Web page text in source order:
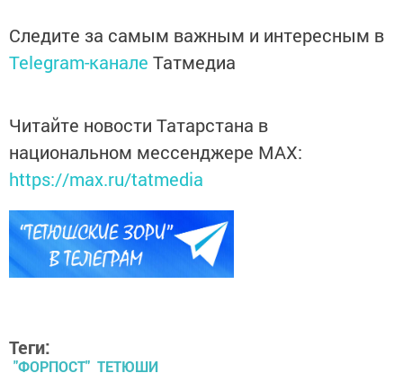
Следите за самым важным и интересным в
Telegram-канале Татмедиа
Читайте новости Татарстана в
национальном мессенджере MАХ:
https://max.ru/tatmedia
Теги:
"ФОРПОСТ" ТЕТЮШИ